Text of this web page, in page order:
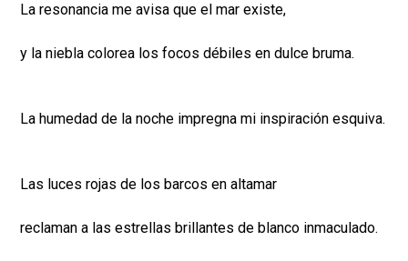
La resonancia me avisa que el mar existe,
y la niebla colorea los focos débiles en dulce bruma.
La humedad de la noche impregna mi inspiración esquiva.
Las luces rojas de los barcos en altamar
reclaman a las estrellas brillantes de blanco inmaculado.